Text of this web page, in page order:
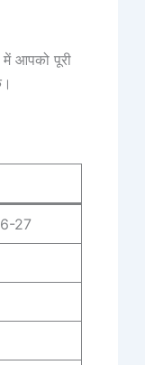
आपको पूरी
27